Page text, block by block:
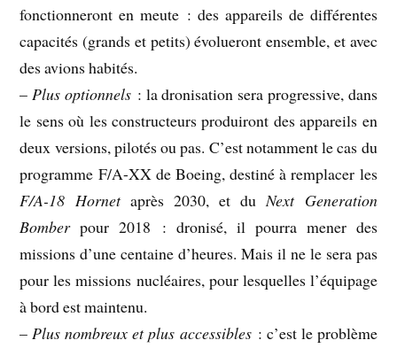
fonctionneront en meute : des appareils de différentes
capacités (grands et petits) évolueront ensemble, et avec
des avions habités.
–Plus optionnels: la dronisation sera progressive, dans
le sens où les constructeurs produiront des appareils en
deux versions, pilotés ou pas. C’est notamment le cas du
programme F/A-XX de Boeing, destiné à remplacer les
F/A-18 Hornetaprès 2030, et duNext Generation
Bomberpour 2018 : dronisé, il pourra mener des
missions d’une centaine d’heures. Mais il ne le sera pas
pour les missions nucléaires, pour lesquelles l’équipage
à bord est maintenu.
–Plus nombreux et plus accessibles: c’est le problème